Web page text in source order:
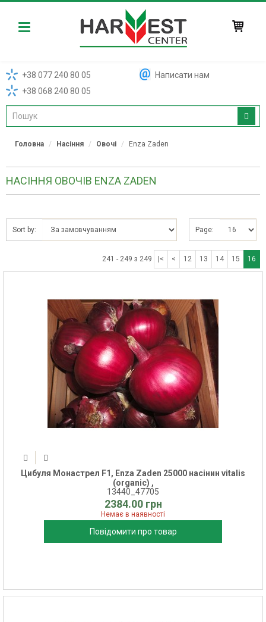
Harvest
+38 077 240 80 05
+38 068 240 80 05
Написати нам
Головна Насіння Овочі Enza Zaden
НАСІННЯ ОВОЧІВ ENZA ZADEN
Sort by: Page:
241 - 249 з 249 |< < 12 13 14 15 16
Цибуля Монастрел F1, Enza Zaden 25000 насінин vitalis
(organic) ,
13440_47705
2384.00 грн
Немає в наявності
Повідомити про товар